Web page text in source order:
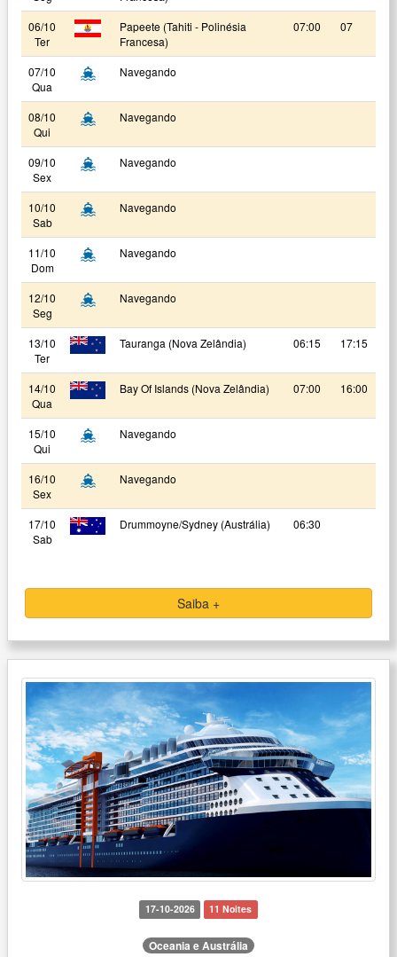
06/10
Ter
Papeete (Tahiti - Polinésia
Francesa)
07:00 07
07/10
Qua
Navegando
08/10
Qui
Navegando
09/10
Sex
Navegando
10/10
Sab
Navegando
11/10
Dom
Navegando
12/10
Seg
Navegando
13/10
Ter
Tauranga (Nova Zelândia) 06:15 17:15
14/10
Qua
Bay Of Islands (Nova Zelândia) 07:00 16:00
15/10
Qui
Navegando
16/10
Sex
Navegando
17/10
Sab
Drummoyne/Sydney (Austrália) 06:30
Saiba +
17-10-2026 11 Noites
Oceania e Austrália